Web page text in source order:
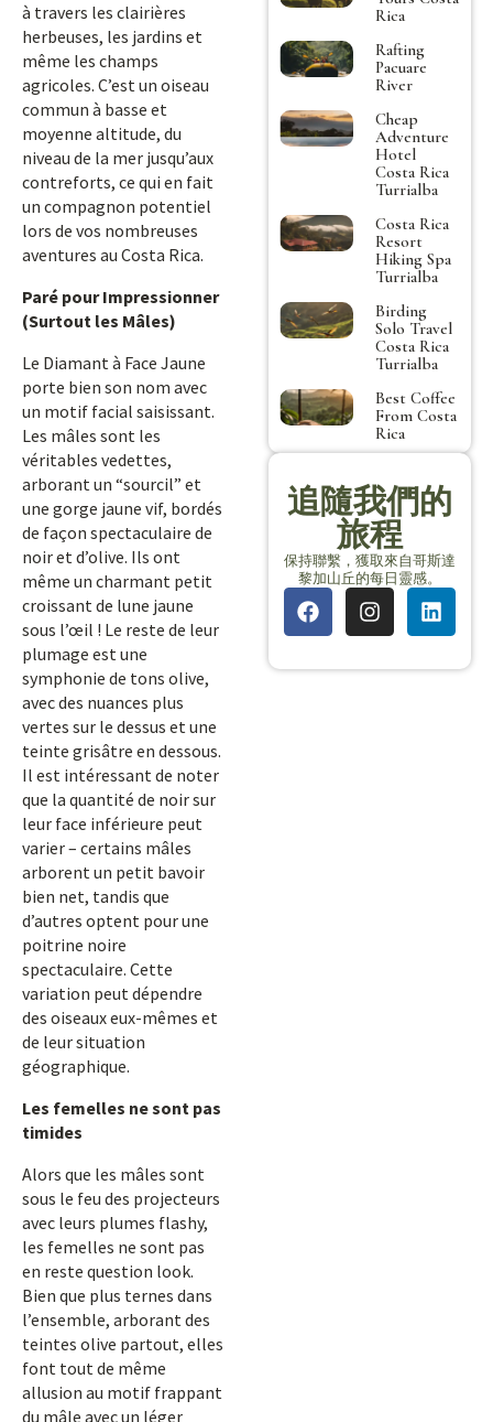
à travers les clairières
herbeuses, les jardins et
même les champs
agricoles. C’est un oiseau
commun à basse et
moyenne altitude, du
niveau de la mer jusqu’aux
contreforts, ce qui en fait
un compagnon potentiel
lors de vos nombreuses
aventures au Costa Rica.
Paré pour Impressionner
(Surtout les Mâles)
Le Diamant à Face Jaune
porte bien son nom avec
un motif facial saisissant.
Les mâles sont les
véritables vedettes,
arborant un “sourcil” et
une gorge jaune vif, bordés
de façon spectaculaire de
noir et d’olive. Ils ont
même un charmant petit
croissant de lune jaune
sous l’œil ! Le reste de leur
plumage est une
symphonie de tons olive,
avec des nuances plus
vertes sur le dessus et une
teinte grisâtre en dessous.
Il est intéressant de noter
que la quantité de noir sur
leur face inférieure peut
varier – certains mâles
arborent un petit bavoir
bien net, tandis que
d’autres optent pour une
poitrine noire
spectaculaire. Cette
variation peut dépendre
des oiseaux eux-mêmes et
de leur situation
géographique.
Les femelles ne sont pas
timides
Alors que les mâles sont
sous le feu des projecteurs
avec leurs plumes flashy,
les femelles ne sont pas
en reste question look.
Bien que plus ternes dans
l’ensemble, arborant des
teintes olive partout, elles
font tout de même
allusion au motif frappant
du mâle avec un léger
Rica
Rafting
Pacuare
River
Cheap
Adventure
Hotel
Costa Rica
Turrialba
Costa Rica
Resort
Hiking Spa
Turrialba
Birding
Solo Travel
Costa Rica
Turrialba
Best Coffee
From Costa
Rica
追隨我們的
旅程
保持聯繫，獲取來自哥斯達
黎加山丘的每日靈感。